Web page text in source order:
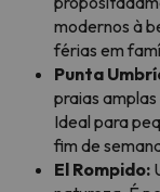
modernos à
férias em
Punta
praias
Ideal para
fim de
El Rompido: